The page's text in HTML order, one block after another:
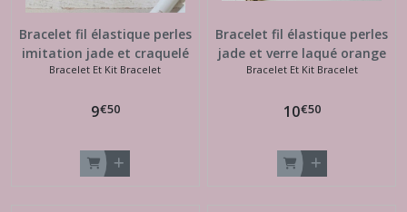
Bracelet fil élastique perles
imitation jade et craquelé
cristal et rose
Bracelet Et Kit Bracelet
9€50
Bracelet fil élastique perles
jade et verre laqué orange
Bracelet Et Kit Bracelet
10€50